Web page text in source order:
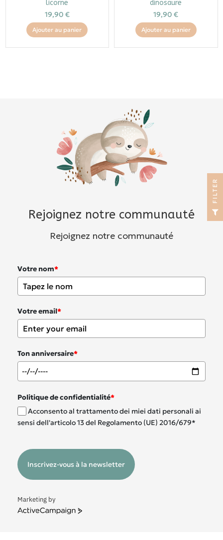
licorne
19,90 €
Ajouter au panier
dinosaure
19,90 €
Ajouter au panier
Rejoignez notre communauté
Rejoignez notre communauté
Votre nom*
Votre email*
Ton anniversaire*
Politique de confidentialité*
Acconsento al trattamento dei miei dati personali ai
sensi dell'articolo 13 del Regolamento (UE) 2016/679*
Inscrivez-vous à la newsletter
Marketing by
ActiveCampaign
R